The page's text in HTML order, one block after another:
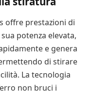
offre prestazioni di
potenza elevata,
e genera
di stirare
La tecnologia
non bruci i